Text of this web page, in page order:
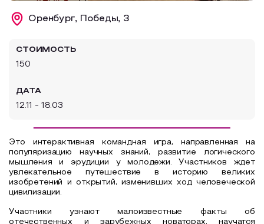
Образовательный туризм
Оренбург, Победы, 3
СТОИМОСТЬ
150
ДАТА
12.11 - 18.03
Это интерактивная командная игра, направленная на
популяризацию научных знаний, развитие логического
мышления и эрудиции у молодежи. Участников ждет
увлекательное путешествие в историю великих
изобретений и открытий, изменивших ход человеческой
цивилизации.
Участники узнают малоизвестные факты об
отечественных и зарубежных новаторах, научатся